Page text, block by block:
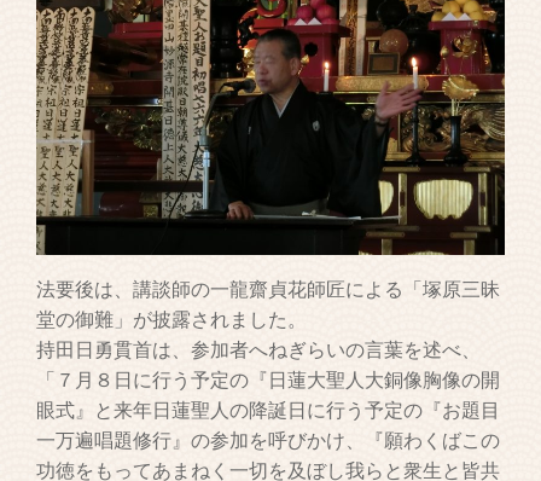
法要後は、講談師の一龍齋貞花師匠による「塚原三昧
堂の御難」が披露されました。
持田日勇貫首は、参加者へねぎらいの言葉を述べ、
「７月８日に行う予定の『日蓮大聖人大銅像胸像の開
眼式』と来年日蓮聖人の降誕日に行う予定の『お題目
一万遍唱題修行』の参加を呼びかけ、『願わくばこの
功徳をもってあまねく一切を及ぼし我らと衆生と皆共